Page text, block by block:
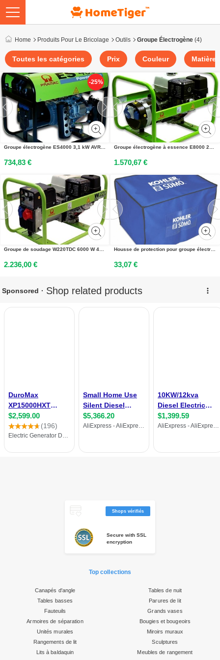
Home Produits Pour Le Bricolage Outils Groupe Électrogène (4)
Toutes les catégories Prix Couleur Matière
-25%
Groupe électrogène ES4000 3,1 kW AVR 230 V 50 Hz PRAMAC PE292SH100A
734,83 €
Groupe électrogène à essence E8000 230 V 50 Hz PRAMAC PA652SH100N
1.570,67 €
Groupe de soudage W220TDC 6000 W 400 V PRAMAC LA220CHI000
2.236,00 €
Housse de protection pour groupe électrogène SDMO RH1
33,07 €
Shops vérifiés
Secure with SSL
encryption
Top collections
Canapés d'angle
Tables basses
Fauteuils
Armoires de séparation
Unités murales
Rangements de lit
Lits à baldaquin
Tables de nuit
Parures de lit
Grands vases
Bougies et bougeoirs
Miroirs muraux
Sculptures
Meubles de rangement